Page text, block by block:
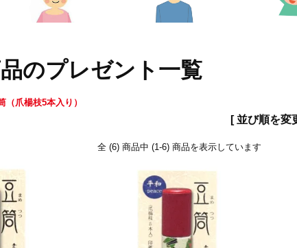
のプレゼント一覧
（爪楊枝5本入り）
[ 並び順を変
全 (6) 商品中 (1-6) 商品を表示しています